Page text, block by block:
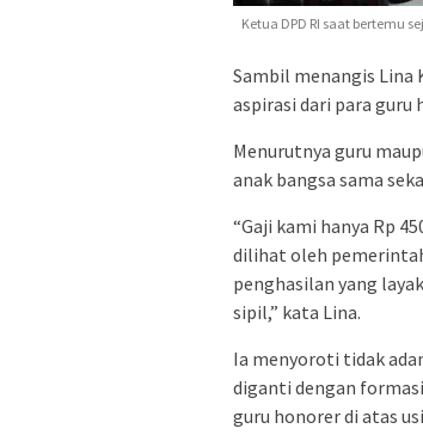
Ketua DPD RI saat bertemu
Sambil menangis Lina
aspirasi dari para guru
Menurutnya guru
anak bangsa sama
“Gaji kami hanya Rp
dilihat oleh
penghasilan yang
sipil,” kata Lina.
Ia menyoroti tidak
diganti dengan
guru honorer di atas